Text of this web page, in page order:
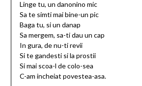
Linge tu, un danonino mic
Sa te simti mai bine-un pic
Baga tu, si un danap
Sa mergem, sa-ti dau un cap
In gura, de nu-ti revii
Si te gandesti si la prostii
Si mai scoa-l de colo-sea
C-am incheiat povestea-asa.